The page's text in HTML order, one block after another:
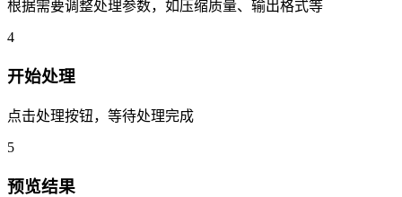
根据需要调整处理参数，如压缩质量、输出格式等
4
开始处理
点击处理按钮，等待处理完成
5
预览结果